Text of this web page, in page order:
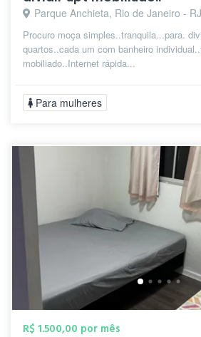
Parque Anchieta, Rio de Janeiro - RJ
Procuro moça simples..tranquila...para.
quartos..cada um com banheiro
mobiliado..Internet rápida...
Para mulheres
R$ 1.500,00 por mês